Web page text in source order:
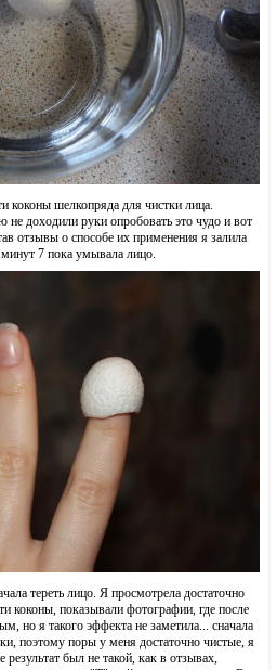
коконы шелкопряда для чистки лица.
не доходили руки опробовать это чудо и вот
отзывы о способе их применения я залила
минут 7 пока умывала лицо.
тереть лицо. Я просмотрела достаточно
коконы, показывали фотографии, где после
но я такого эффекта не заметила... сначала
поэтому поры у меня достаточно чистые, я
был не такой, как в отзывах,